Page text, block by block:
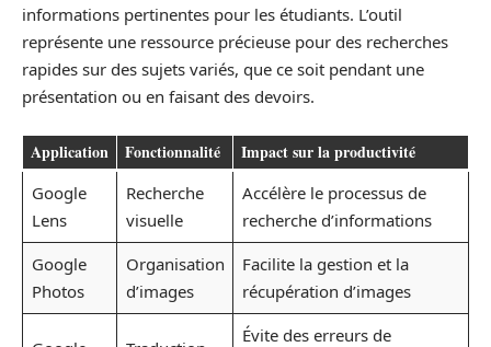
informations pertinentes pour les étudiants. L’outil
représente une ressource précieuse pour des recherches
rapides sur des sujets variés, que ce soit pendant une
présentation ou en faisant des devoirs.
Application Fonctionnalité Impact sur la productivité
Google
Lens
Recherche
visuelle
Accélère le processus de
recherche d’informations
Google
Photos
Organisation
d’images
Facilite la gestion et la
récupération d’images
Évite des erreurs de